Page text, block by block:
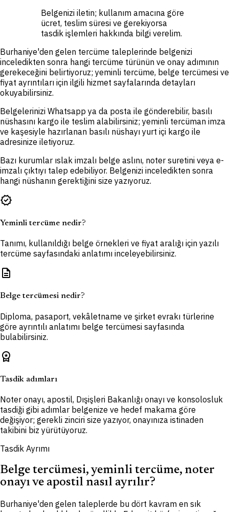
Belgenizi iletin; kullanım amacına göre
ücret, teslim süresi ve gerekiyorsa
tasdik işlemleri hakkında bilgi verelim.
Burhaniye'den gelen tercüme taleplerinde belgenizi
inceledikten sonra hangi tercüme türünün ve onay adımının
gerekeceğini belirtiyoruz; yeminli tercüme, belge tercümesi ve
fiyat ayrıntıları için ilgili hizmet sayfalarında detayları
okuyabilirsiniz.
Belgelerinizi Whatsapp ya da posta ile gönderebilir, basılı
nüshasını kargo ile teslim alabilirsiniz; yeminli tercüman imza
ve kaşesiyle hazırlanan basılı nüshayı yurt içi kargo ile
adresinize iletiyoruz.
Bazı kurumlar ıslak imzalı belge aslını, noter suretini veya e-
imzalı çıktıyı talep edebiliyor. Belgenizi inceledikten sonra
hangi nüshanın gerektiğini size yazıyoruz.
verified
Yeminli tercüme nedir?
Tanımı, kullanıldığı belge örnekleri ve fiyat aralığı için yazılı
tercüme sayfasındaki anlatımı inceleyebilirsiniz.
description
Belge tercümesi nedir?
Diploma, pasaport, vekâletname ve şirket evrakı türlerine
göre ayrıntılı anlatımı belge tercümesi sayfasında
bulabilirsiniz.
workspace_premium
Tasdik adımları
Noter onayı, apostil, Dışişleri Bakanlığı onayı ve konsolosluk
tasdiği gibi adımlar belgenize ve hedef makama göre
değişiyor; gerekli zinciri size yazıyor, onayınıza istinaden
takibini biz yürütüyoruz.
Tasdik Ayrımı
Belge tercümesi, yeminli tercüme, noter
onayı ve apostil nasıl ayrılır?
Burhaniye'den gelen taleplerde bu dört kavram en sık